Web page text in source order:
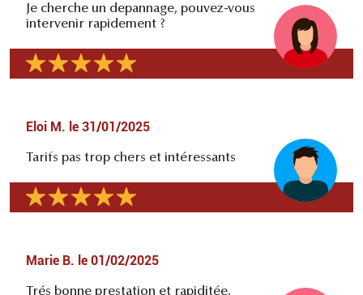
Je cherche un depannage, pouvez-vous
intervenir rapidement ?
Eloi M. le 31/01/2025
Tarifs pas trop chers et intéressants
Marie B. le 01/02/2025
Trés bonne prestation et rapiditée,